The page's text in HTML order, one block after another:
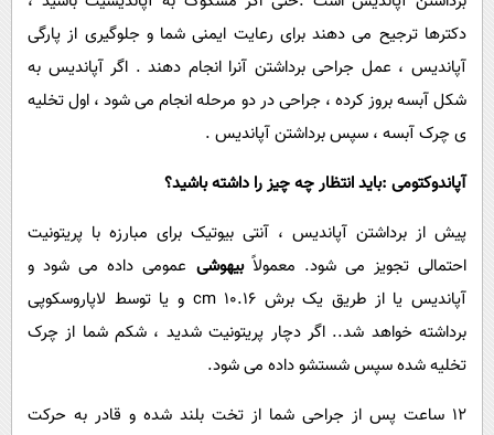
دکترها ترجیح می دهند برای رعایت ایمنی شما و جلوگیری از پارگی
آپاندیس ، عمل جراحی برداشتن آنرا انجام دهند . اگر آپاندیس به
شکل آبسه بروز کرده ، جراحی در دو مرحله انجام می شود ، اول تخلیه
ی چرک آبسه ، سپس برداشتن آپاندیس .
آپاندوکتومی :باید انتظار چه چیز را داشته باشید؟
پیش از برداشتن آپاندیس ، آنتی بیوتیک برای مبارزه با پریتونیت
احتمالی تجویز می شود. معمولاًبیهوشی عمومی داده می شود و
آپاندیس یا از طریق یک برش 10.16 cm و یا توسط لاپاروسکوپی
برداشته خواهد شد.. اگر دچار پریتونیت شدید ، شکم شما از چرک
تخلیه شده سپس شستشو داده می شود.
12 ساعت پس از جراحی شما از تخت بلند شده و قادر به حرکت